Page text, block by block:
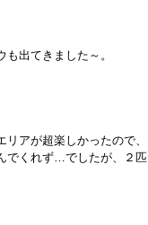
出てきました～。
リアが超楽しかったので、
でくれず…でしたが、２匹